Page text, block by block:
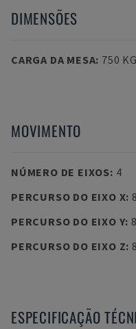
DIMENSÕES
CARGA DA MESA: 750 KG
MOVIMENTO
NÚMERO DE EIXOS: 4
PERCURSO DO EIXO X:
PERCURSO DO EIXO Y:
PERCURSO DO EIXO Z:
ESPECIFICAÇÃO